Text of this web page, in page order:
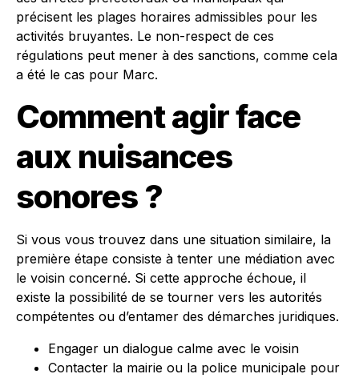
précisent les plages horaires admissibles pour les
activités bruyantes. Le non-respect de ces
régulations peut mener à des sanctions, comme cela
a été le cas pour Marc.
Comment agir face
aux nuisances
sonores ?
Si vous vous trouvez dans une situation similaire, la
première étape consiste à tenter une médiation avec
le voisin concerné. Si cette approche échoue, il
existe la possibilité de se tourner vers les autorités
compétentes ou d’entamer des démarches juridiques.
Engager un dialogue calme avec le voisin
Contacter la mairie ou la police municipale pour